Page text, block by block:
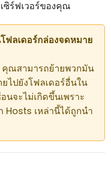
ซิร์ฟเวอร์ของคุณ
ฟลเดอร์กล่องจดหมาย
คุณสามารถย้ายพวกมัน
ไปยังโฟลเดอร์อื่นใน
จะไม่เกิดขึ้นเพราะ
Hosts เหล่านี้ได้ถูกนำ